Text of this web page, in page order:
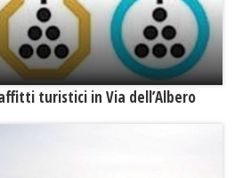
turistici in Via dell’Albero